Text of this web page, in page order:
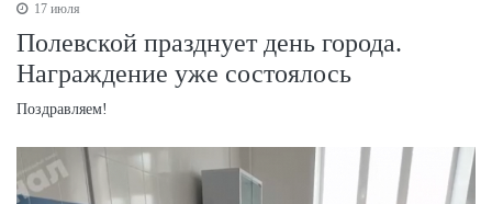
17 июля
Полевской празднует день города.
Награждение уже состоялось
Поздравляем!